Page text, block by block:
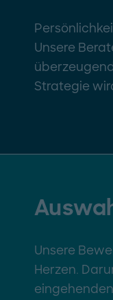
Unsere
Strategie
Unsere
Herzen.